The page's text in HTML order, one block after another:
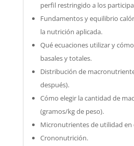
perfil restringido a los
Fundamentos y equilibrio
la nutrición aplicada.
Qué ecuaciones utilizar y
basales y totales.
Distribución de
después).
Cómo elegir la cantidad de
(gramos/kg de peso).
Micronutrientes de utilidad en
Crononutrición.